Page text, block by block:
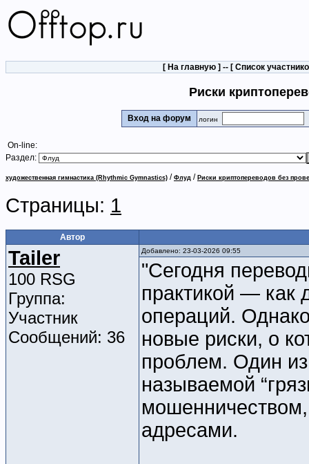
[ На главную ] -- [ Список
Риски
Вход на форум логин
On-line:
Раздел:
художественная гимнастика (Rhythmic Gymnastics) / Флуд / Риски криптопереводов без
Страницы: 1
Автор
Tailer
100 RSG
Группа:
Участник
Сообщений: 36
Добавлено: 23-03-2026 09:55
"Сегодня
практикой — как
операций.
новые риски, о
проблем. Один
называемой
адресами.